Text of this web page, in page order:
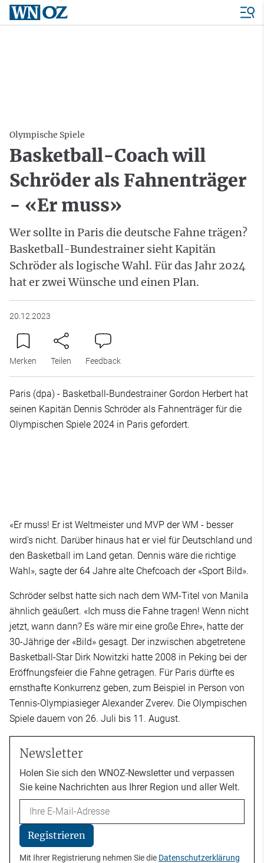
Olympische Spiele
Basketball-Coach will
Schröder als Fahnenträger
- «Er muss»
Wer sollte in Paris die deutsche Fahne trägen?
Basketball-Bundestrainer sieht Kapitän
Schröder als logische Wahl. Für das Jahr 2024
hat er zwei Wünsche und einen Plan.
20.12.2023
Merken Teilen Feedback
Paris (dpa) - Basketball-Bundestrainer Gordon Herbert hat
seinen Kapitän Dennis Schröder als Fahnenträger für die
Olympischen Spiele 2024 in Paris gefordert.
«Er muss! Er ist Weltmeister und MVP der WM - besser
wird's nicht. Darüber hinaus hat er viel für Deutschland und
den Basketball im Land getan. Dennis wäre die richtige
Wahl», sagte der 64 Jahre alte Chefcoach der «Sport Bild».
Schröder selbst hatte sich nach dem WM-Titel von Manila
ähnlich geäußert. «Ich muss die Fahne tragen! Wenn nicht
jetzt, wann dann? Es wäre mir eine große Ehre», hatte der
30-Jährige der «Bild» gesagt. Der inzwischen abgetretene
Basketball-Star Dirk Nowitzki hatte 2008 in Peking bei der
Eröffnungsfeier die Fahne getragen. Für Paris dürfte es
ernsthafte Konkurrenz geben, zum Beispiel in Person von
Tennis-Olympiasieger Alexander Zverev. Die Olympischen
Spiele dauern von 26. Juli bis 11. August.
Newsletter
Holen Sie sich den WNOZ-Newsletter und verpassen
Sie keine Nachrichten aus Ihrer Region und aller Welt.
Email
Registrieren
Mit Ihrer Registrierung nehmen Sie die Datenschutzerklärung